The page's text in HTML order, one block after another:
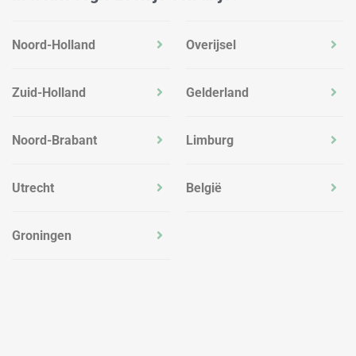
Noord-Holland
Zuid-Holland
Noord-Brabant
Utrecht
Groningen
Overijsel
Gelderland
Limburg
België